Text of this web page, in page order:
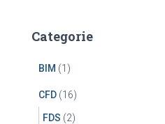
Categorie
BIM (1)
CFD (16)
FDS (2)